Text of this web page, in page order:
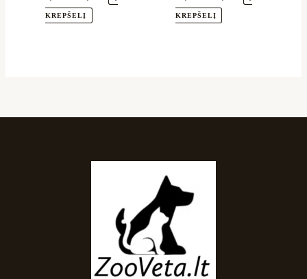
KREPŠELĮ KREPŠELĮ